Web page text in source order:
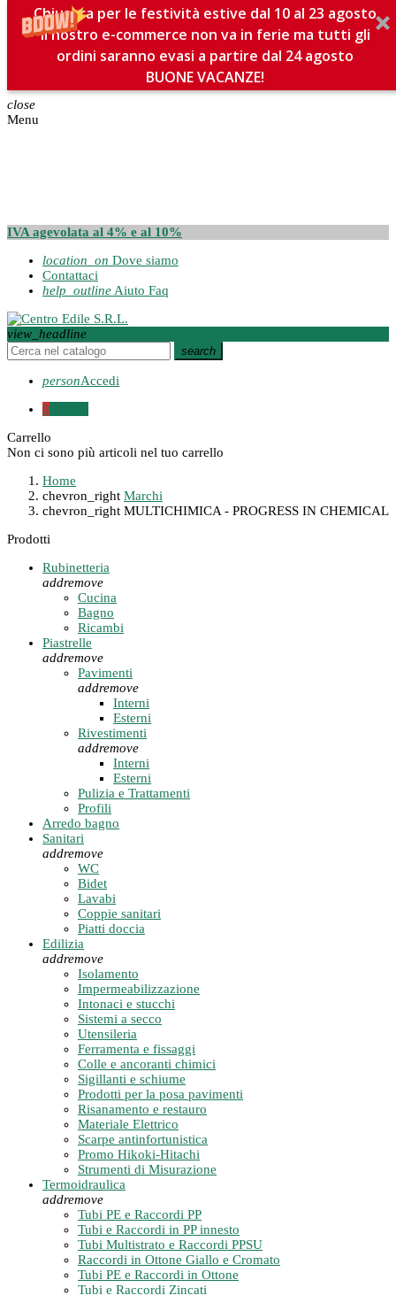
Chiusura per le festività estive dal 10 al 23 agosto
Il nostro e-commerce non va in ferie ma tutti gli
ordini saranno evasi a partire dal 24 agosto
BUONE VACANZE!
close
Menu
IVA agevolata al 4% e al 10%
location_on Dove siamo
Contattaci
help_outline Aiuto Faq
view_headline
search
personAccedi
0
Carrello
Non ci sono più articoli nel tuo carrello
Home
chevron_right Marchi
chevron_right MULTICHIMICA - PROGRESS IN CHEMICAL
Prodotti
Rubinetteria
addremove
Cucina
Bagno
Ricambi
Piastrelle
addremove
Pavimenti
addremove
Interni
Esterni
Rivestimenti
addremove
Interni
Esterni
Pulizia e Trattamenti
Profili
Arredo bagno
Sanitari
addremove
WC
Bidet
Lavabi
Coppie sanitari
Piatti doccia
Edilizia
addremove
Isolamento
Impermeabilizzazione
Intonaci e stucchi
Sistemi a secco
Utensileria
Ferramenta e fissaggi
Colle e ancoranti chimici
Sigillanti e schiume
Prodotti per la posa pavimenti
Risanamento e restauro
Materiale Elettrico
Scarpe antinfortunistica
Promo Hikoki-Hitachi
Strumenti di Misurazione
Termoidraulica
addremove
Tubi PE e Raccordi PP
Tubi e Raccordi in PP innesto
Tubi Multistrato e Raccordi PPSU
Raccordi in Ottone Giallo e Cromato
Tubi PE e Raccordi in Ottone
Tubi e Raccordi Zincati